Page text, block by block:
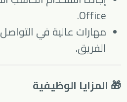
Office.
مهارات عالية في
الفريق.
🎁 المزايا الوظيفية